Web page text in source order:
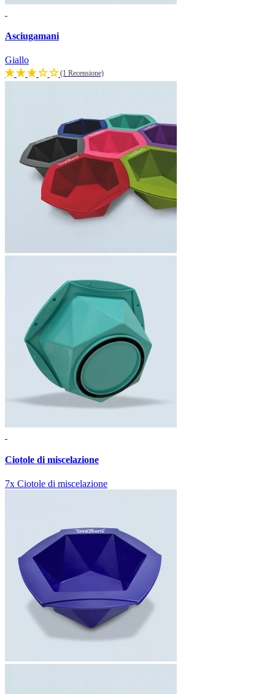
Asciugamani
Giallo
(1 Recensione)
Ciotole di miscelazione
7x Ciotole di miscelazione